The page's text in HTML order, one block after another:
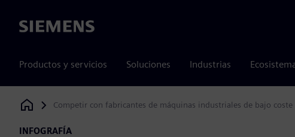
Siemens
Productos y servicios Soluciones Industrias
Siemens Digital Industries Software
Competir con fabricantes de máquinas industriales de bajo coste
INFOGRAFÍA